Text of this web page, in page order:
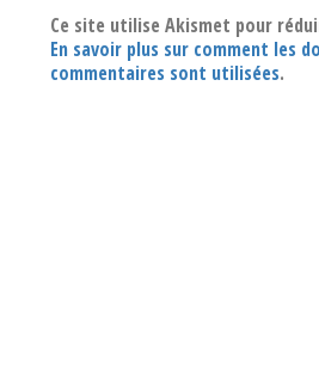
Ce site utilise Akismet pour
En savoir plus sur comment les
commentaires sont utilisées.